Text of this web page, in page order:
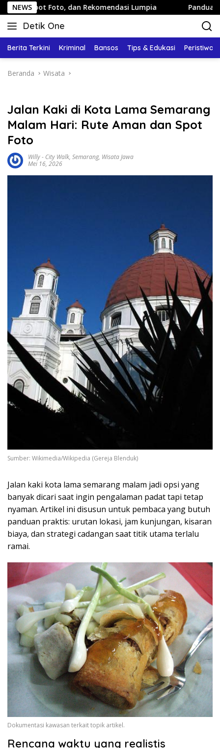
Langsung
ke
konten
NEWS
dan Rekomendasi Lumpia Panduan Wisata Keluarga
Detik One
Tajam
Fakta
Berita Terkini Kriminal Bansos Tips & Edukasi Peristiwa
Beranda Wisata
Jalan Kaki di Kota Lama Semarang
Malam Hari: Rute Aman dan Spot
Foto
Willy- City Walk, Semarang, Wisata Jawa
Mei 16, 2026
Sumber: Wikimedia/Wikipedia (Gereja Blenduk)
Jalan kaki kota lama semarang malam jadi opsi yang
banyak dicari saat ingin pengalaman padat tapi tetap
nyaman. Artikel ini disusun untuk pembaca yang butuh
panduan praktis: urutan lokasi, jam kunjungan, kisaran
biaya, dan strategi cadangan saat titik utama terlalu
ramai.
Dokumentasi kawasan terkait topik artikel.
Rencana waktu yang realistis